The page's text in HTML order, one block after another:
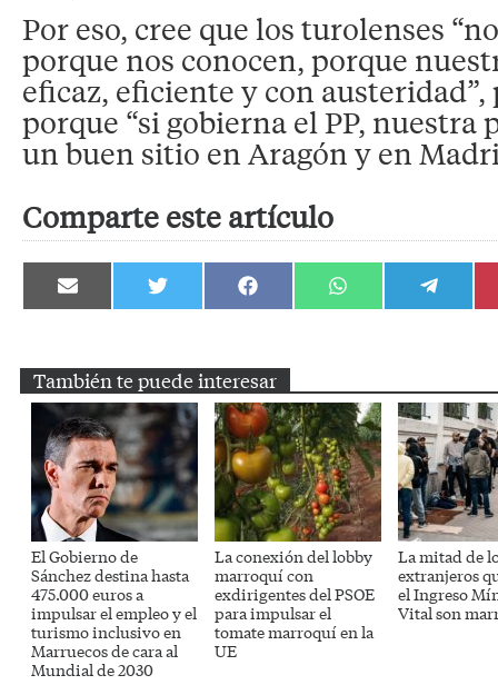
Por eso, cree que los turolenses
porque nos conocen, porque
eficaz, eficiente y con
porque “si gobierna el PP,
un buen sitio en Aragón y en
Comparte este artículo
Compartir
en
Compartir
en
Compartir
en
Compartir
en
Compartir
en
También te puede interesar
El Gobierno de
Sánchez destina hasta
475.000 euros a
impulsar el empleo y el
turismo inclusivo en
Marruecos de cara al
Mundial de 2030
La conexión del lobby
marroquí con
exdirigentes del PSOE
para impulsar el
tomate marroquí en la
UE
La mitad de
extranjeros
el Ingreso
Vital son